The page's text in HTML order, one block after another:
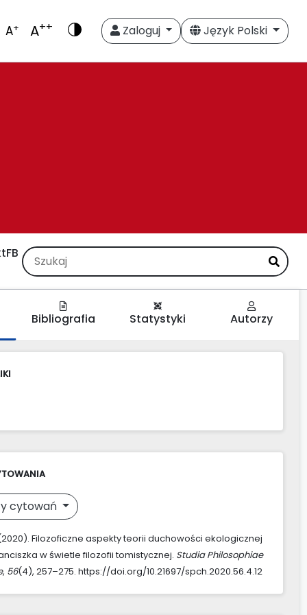
A+ A++ Zaloguj Język Polski
FB
Bibliografia Statystyki Autorzy
cytowań
Filozoficzne aspekty teorii duchowości ekologicznej
w świetle filozofii tomistycznej. Studia Philosophiae
, 56(4), 257–275. https://doi.org/10.21697/spch.2020.56.4.12